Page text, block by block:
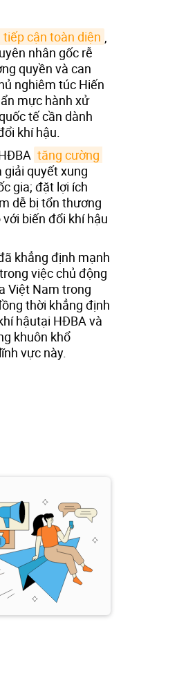
tiếp cận toàn diện ,
nhân gốc rễ
quyền và can
nghiêm túc Hiến
mực hành xử
tế cần dành
khí hậu.
tăng cường
giải quyết xung
gia; đặt lợi ích
dễ bị tổn thương
biến đổi khí hậu
khẳng định mạnh
việc chủ động
Việt Nam trong
thời khẳng định
hậutại HĐBA và
khuôn khổ
vực này.